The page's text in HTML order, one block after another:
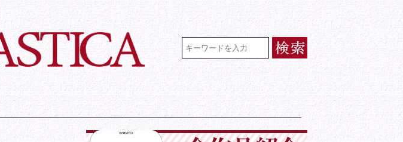
VR専門★アイドル・モデル・グ